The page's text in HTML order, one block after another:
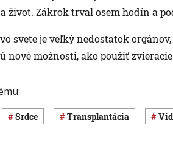
život. Zákrok trval osem hodín a
svete je veľký nedostatok
nové možnosti, ako použiť
srdce transplantácia